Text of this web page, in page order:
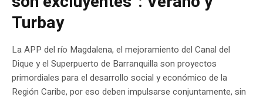
Turbay
La APP del río Magdalena, el mejoramiento del Canal del
Dique y el Superpuerto de Barranquilla son proyectos
primordiales para el desarrollo social y económico de la
Región Caribe, por eso deben impulsarse conjuntamente, sin